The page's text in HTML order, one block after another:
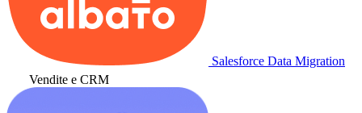
Salesforce Data Migration
Vendite e CRM